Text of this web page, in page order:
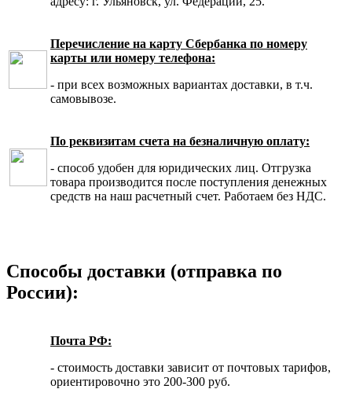
Перечисление на карту Сбербанка по номеру
карты или номеру телефона:
- при всех возможных вариантах доставки, в т.ч.
самовывозе.
По реквизитам счета на безналичную оплату:
- способ удобен для юридических лиц. Отгрузка
товара производится после поступления денежных
средств на наш расчетный счет. Работаем без НДС.
Способы доставки (отправка по
России):
Почта РФ:
- стоимость доставки зависит от почтовых тарифов,
ориентировочно это 200-300 руб.